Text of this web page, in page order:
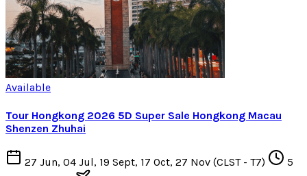
Available
Tour Hongkong 2026 5D Super Sale Hongkong Macau
Shenzen Zhuhai
27 Jun, 04 Jul, 19 Sept, 17 Oct, 27 Nov (CLST - T7)
5